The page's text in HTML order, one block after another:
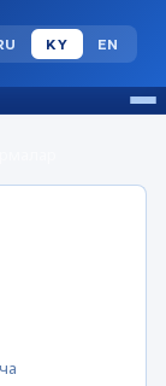
KY EN